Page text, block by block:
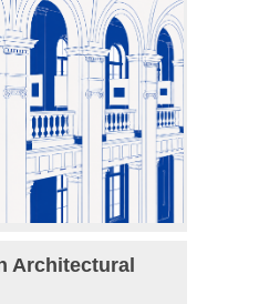
Architectural